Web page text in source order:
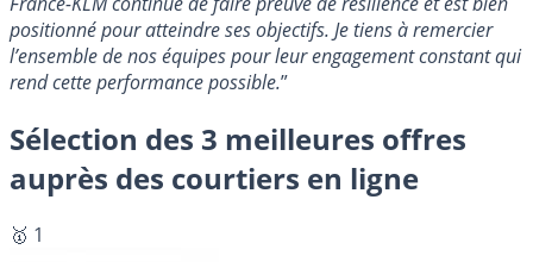
positionné pour atteindre ses objectifs. Je tiens à remercier
l’ensemble de nos équipes pour leur engagement constant qui
rend cette performance possible.”
Sélection des 3 meilleures offres
auprès des courtiers en ligne
🥇 1